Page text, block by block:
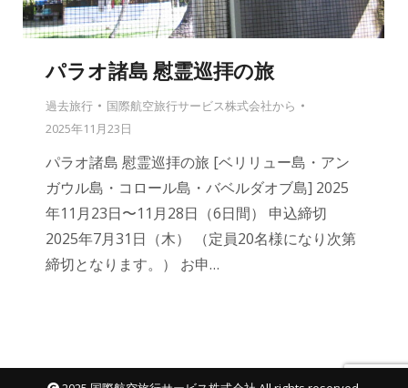
パラオ諸島 慰霊巡拝の旅
過去旅行 国際航空旅行サービス株式会社から
2025年11月23日
パラオ諸島 慰霊巡拝の旅 [ベリリュー島・アン
ガウル島・コロール島・バベルダオブ島] 2025
年11月23日〜11月28日（6日間） 申込締切
2025年7月31日（木） （定員20名様になり次第
締切となります。） お申…